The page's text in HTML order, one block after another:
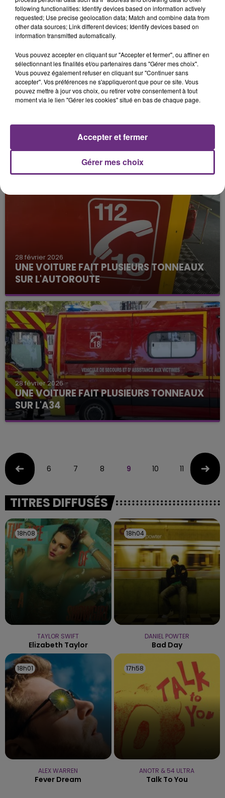
3 mars 2026
UNE ADOLESCENTE DE 16 ANS PORTÉE
DISPARUE.
NIGHTLINE :LES ÉTUDIANTS SE MOBILISENT
POUR LA SANTÉ MENTALE DE...
28 février 2026
UNE VOITURE FAIT PLUSIEURS TONNEAUX
SUR L'AUTOROUTE
28 février 2026
UNE VOITURE FAIT PLUSIEURS TONNEAUX
SUR L'A34
6 7 8 9 10 11 12
TITRES DIFFUSÉS
18h08
18h08
TAYLOR SWIFT
Elizabeth Taylor
18h04
18h04
DANIEL POWTER
Bad Day
18h01
18h01
ALEX WARREN
Fever Dream
17h58
17h58
ANOTR & 54 ULTRA
Talk To You
following functionalities: Identify devices based on information actively
requested; Use precise geolocation data; Match and combine data from
other data sources; Link different devices; Identify devices based on
information transmitted automatically.
Vous pouvez accepter en cliquant sur "Accepter et fermer", ou affiner en
sélectionnant les finalités et/ou partenaires dans "Gérer mes choix".
Vous pouvez également refuser en cliquant sur "Continuer sans
accepter". Vos préférences ne s'appliqueront que pour ce site. Vous
pouvez mettre à jour vos choix, ou retirer votre consentement à tout
moment via le lien "Gérer les cookies" situé en bas de chaque page.
Gérer mes choix
Accepter et fermer